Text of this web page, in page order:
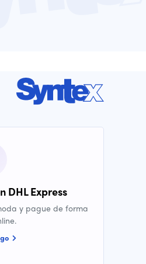
DHL Express
y pague de forma